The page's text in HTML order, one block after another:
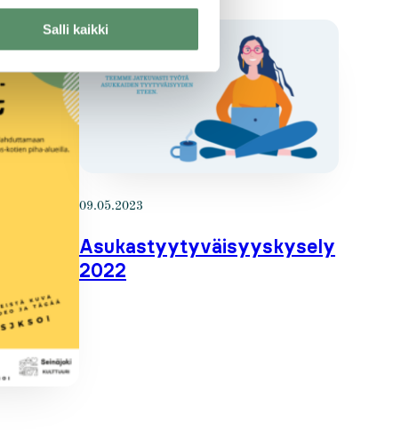
Salli kaikki
09.05.2023
Asukastyytyväisyyskysely
2022